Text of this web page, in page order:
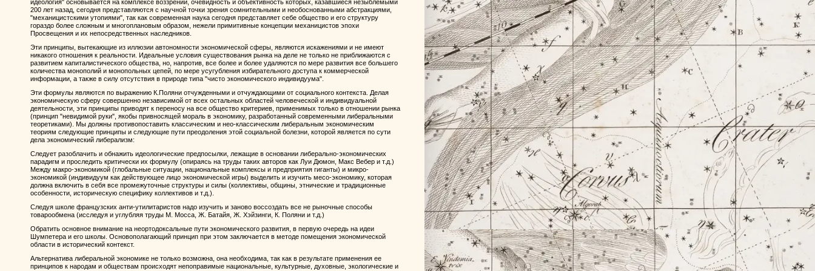
идеология" основывается на комплексе воззрений, очевидность и объективность которых, казавшиеся незыблемыми
200 лет назад, сегодня представляются с научной точки зрения сомнительными и необоснованными абстракциями,
"механицистскими утопиями", так как современная наука сегодня представляет себе общество и его структуру
гораздо более сложным и многоплановым образом, нежели примитивные концепции механицистов эпохи
Просвещения и их непосредственных наследников.
Эти принципы, вытекающие из иллюзии автономности экономической сферы, являются искажениями и не имеют
никакого отношения к реальности. Идеальные условия существования рынка на деле не только не приближаются с
развитием капиталистического общества, но, напротив, все более и более удаляются по мере развития все большего
количества монополий и монопольных цепей, по мере усугубления избирательного доступа к коммерческой
информации, а также в силу отсутствия в природе типа "чисто экономического индивидуума".
Эти формулы являются по выражению К.Поляни отчужденными и отчуждающими от социального контекста. Делая
экономическую сферу совершенно независимой от всех остальных областей человеческой и индивидуальной
деятельности, эти принципы приводят к переносу на все общество критериев, применимых только в отношении рынка
(принцип "невидимой руки", якобы привносящей мораль в экономику, разработанный современными либеральными
теоретиками). Мы должны противопоставить классическим и нео-классическим либеральным экономическим
теориям следующие принципы и следующие пути преодоления этой социальной болезни, которой является по сути
дела экономический либерализм:
Следует разоблачить и обнажить идеологические предпосылки, лежащие в основании либерально-экономических
парадигм и проследить критически их формулу (опираясь на труды таких авторов как Луи Дюмон, Макс Вебер и т.д.)
Между макро-экономикой (глобальные ситуации, национальные комплексы и предприятия гиганты) и микро-
экономикой (индивидуум как действующее лицо экономической игры) выделить и изучить месо-экономику, которая
должна включить в себя все промежуточные структуры и силы (коллективы, общины, этнические и традиционные
особенности, историческую специфику коллективов и т.д.).
Следуя школе французских анти-утилитаристов надо изучить и заново воссоздать все не рыночные способы
товарообмена (исследуя и углубляя труды М. Мосса, Ж. Батайя, Ж. Хэйзинги, К. Поляни и т.д.)
Обратить основное внимание на неортодоксальные пути экономического развития, в первую очередь на идеи
Шумпетера и его школы. Основополагающий принцип при этом заключается в методе помещения экономической
области в исторический контекст.
Альтернатива либеральной экономике не только возможна, она необходима, так как в результате применения ее
принципов к народам и обществам происходят непоправимые национальные, культурные, духовные, экологические и